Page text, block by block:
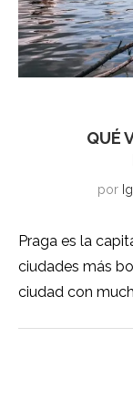
QUÉ
por
Praga es la
ciudades más
ciudad con